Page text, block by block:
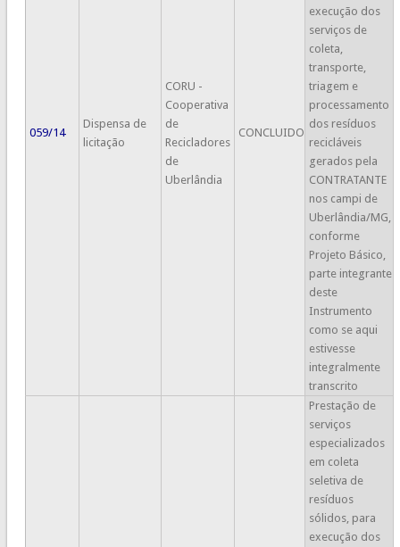
059/14
Dispensa de
licitação
CORU -
Cooperativa
de
Recicladores
de
Uberlândia
CONCLUIDO
execução dos
serviços de
coleta,
transporte,
triagem e
processamento
dos resíduos
recicláveis
gerados pela
CONTRATANTE
nos campi de
Uberlândia/MG,
conforme
Projeto Básico,
parte integrante
deste
Instrumento
como se aqui
estivesse
integralmente
transcrito
Prestação de
serviços
especializados
em coleta
seletiva de
resíduos
sólidos, para
execução dos